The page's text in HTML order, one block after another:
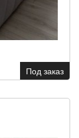
Под заказ